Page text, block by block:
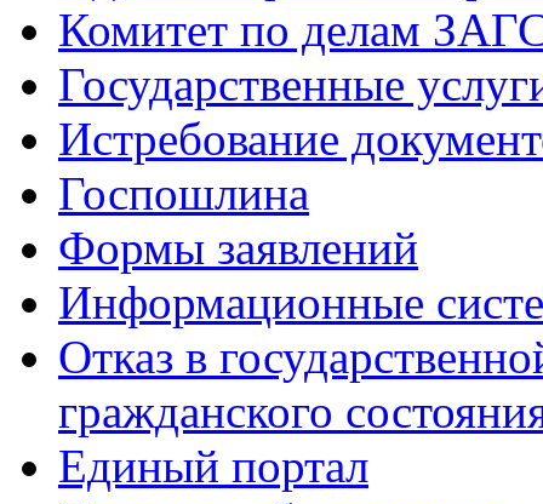
Комитет по делам
Государственные
Истребование
Госпошлина
Формы заявлений
Информационные
Отказ в
гражданского
Единый портал